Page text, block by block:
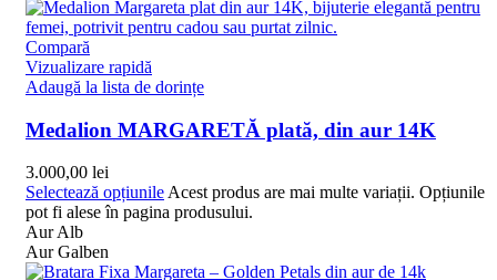
Compară
Vizualizare rapidă
Adaugă la lista de dorințe
Medalion MARGARETĂ plată, din aur 14K
3.000,00 lei
Selectează opțiunileAcest produs are mai multe variații. Opțiunile
pot fi alese în pagina produsului.
Aur Alb
Aur Galben